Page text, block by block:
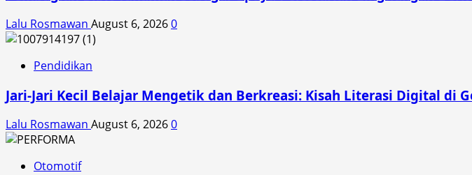
Lalu Rosmawan August 6, 20260
Pendidikan
Jari-Jari Kecil Belajar Mengetik dan Berkreasi: Kisah Literasi Digital di
Lalu Rosmawan August 6, 20260
Otomotif